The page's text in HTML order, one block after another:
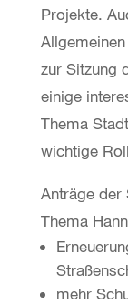
Projekte.
zur Sitzung
einige
Thema
wichtige
Anträge der
Thema
mehr